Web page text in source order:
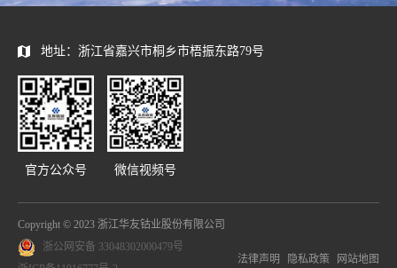
地址：浙江省嘉兴市桐乡市梧振东路79号
官方公众号 微信视频号
Copyright © 2023 浙江华友钴业股份有限公司
浙公网安备 33048302000479号
法律声明 隐私政策 网站地图